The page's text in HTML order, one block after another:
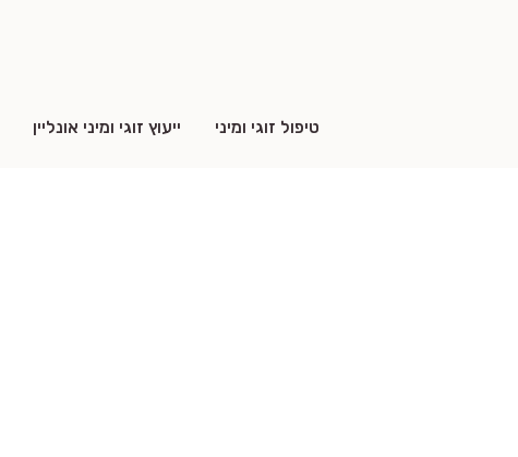
טיפול זוגי ומיני ייעוץ זוגי ומיני אונליין